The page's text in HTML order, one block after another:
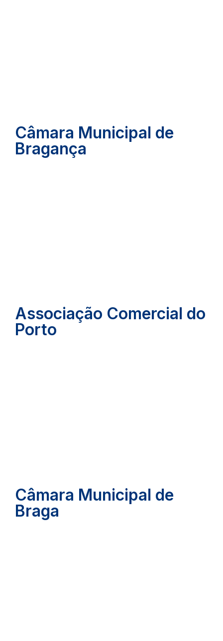
Câmara Municipal de
Bragança
Associação Comercial do
Porto
Câmara Municipal de
Braga